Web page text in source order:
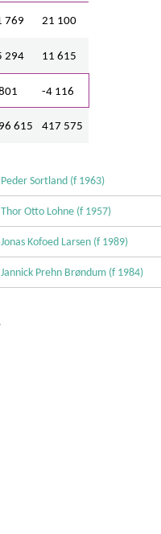
769 21 100
294 11 615
-4 116
615 417 575
Peder Sortland (f 1963)
Thor Otto Lohne (f 1957)
Jonas Kofoed Larsen (f 1989)
Jannick Prehn Brøndum (f 1984)